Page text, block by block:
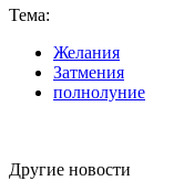
Тема:
Желания
Затмения
полнолуние
Другие новости